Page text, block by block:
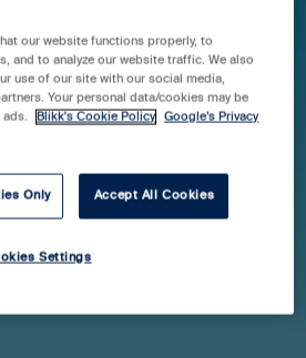
& Business FAQ
min
valuta än
our website functions properly, to
and to analyze our website traffic. We also
use of our site with our social media,
Your personal data/cookies may be
Blikk's Cookie Policy
Google’s Privacy
Only Accept All Cookies
Settings